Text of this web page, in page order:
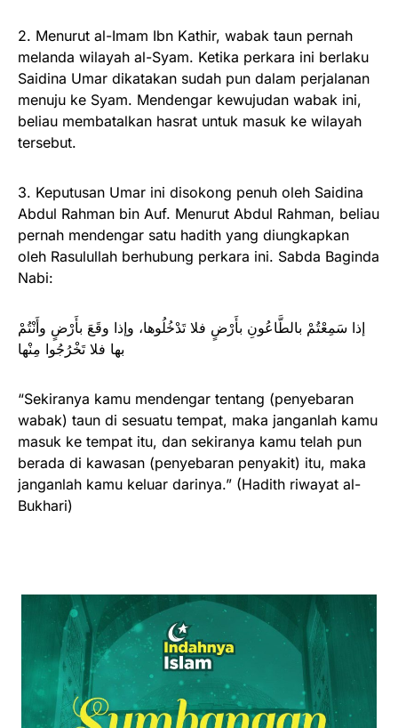
2. Menurut al-Imam Ibn Kathir, wabak taun pernah
melanda wilayah al-Syam. Ketika perkara ini berlaku
Saidina Umar dikatakan sudah pun dalam perjalanan
menuju ke Syam. Mendengar kewujudan wabak ini,
beliau membatalkan hasrat untuk masuk ke wilayah
tersebut.
3. Keputusan Umar ini disokong penuh oleh Saidina
Abdul Rahman bin Auf. Menurut Abdul Rahman, beliau
pernah mendengar satu hadith yang diungkapkan
oleh Rasulullah berhubung perkara ini. Sabda Baginda
Nabi:
إذا سَمِعْتُمْ بالطَّاعُونِ بأَرْضٍ فلا تَدْخُلُوها، وإذا وقَعَ بأَرْضٍ وأَنْتُمْ
بها فلا تَخْرُجُوا مِنْها
“Sekiranya kamu mendengar tentang (penyebaran
wabak) taun di sesuatu tempat, maka janganlah kamu
masuk ke tempat itu, dan sekiranya kamu telah pun
berada di kawasan (penyebaran penyakit) itu, maka
janganlah kamu keluar darinya.” (Hadith riwayat al-
Bukhari)